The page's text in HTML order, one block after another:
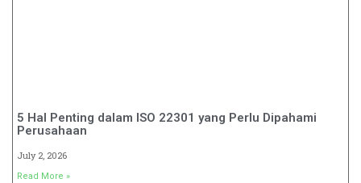
5 Hal Penting dalam ISO 22301 yang Perlu Dipahami
Perusahaan
July 2, 2026
Read More »